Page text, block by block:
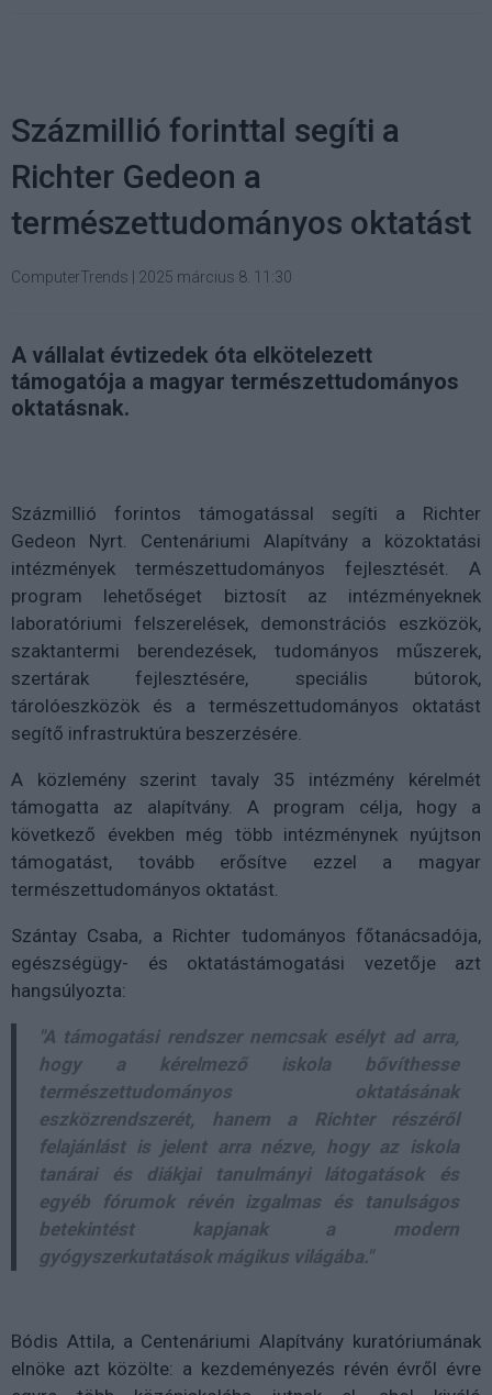
Százmillió forinttal segíti a
Richter Gedeon a
természettudományos oktatást
ComputerTrends 2025 március 8. 11:30
A vállalat évtizedek óta elkötelezett
támogatója a magyar természettudományos
oktatásnak.
Százmillió forintos támogatással segíti a Richter
Gedeon Nyrt. Centenáriumi Alapítvány a közoktatási
intézmények természettudományos fejlesztését. A
program lehetőséget biztosít az intézményeknek
laboratóriumi felszerelések, demonstrációs eszközök,
szaktantermi berendezések, tudományos műszerek,
szertárak fejlesztésére, speciális bútorok,
tárolóeszközök és a természettudományos oktatást
segítő infrastruktúra beszerzésére.
A közlemény szerint tavaly 35 intézmény kérelmét
támogatta az alapítvány. A program célja, hogy a
következő években még több intézménynek nyújtson
támogatást, tovább erősítve ezzel a magyar
természettudományos oktatást.
Szántay Csaba, a Richter tudományos főtanácsadója,
egészségügy- és oktatástámogatási vezetője azt
hangsúlyozta:
"A támogatási rendszer nemcsak esélyt ad arra,
hogy a kérelmező iskola bővíthesse
természettudományos oktatásának
eszközrendszerét, hanem a Richter részéről
felajánlást is jelent arra nézve, hogy az iskola
tanárai és diákjai tanulmányi látogatások és
egyéb fórumok révén izgalmas és tanulságos
betekintést kapjanak a modern
gyógyszerkutatások mágikus világába."
Bódis Attila, a Centenáriumi Alapítvány kuratóriumának
elnöke azt közölte: a kezdeményezés révén évről évre